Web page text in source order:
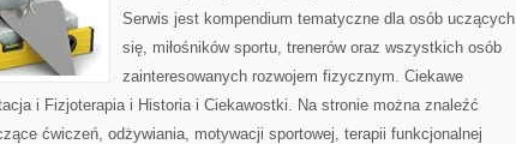
Serwis jest kompendium tematyczne dla osób uczących
się, miłośników sportu, trenerów oraz wszystkich osób
zainteresowanych rozwojem fizycznym. Ciekawe
i Fizjoterapia i Historia i Ciekawostki. Na stronie można znaleźć
ćwiczeń, odżywiania, motywacji sportowej, terapii funkcjonalnej